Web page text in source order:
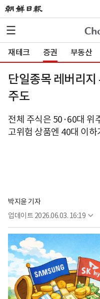
재테크 증권 부동산
단일종목 레버리
주도
전체 주식은 50·60대 위
고위험 상품엔 40대 이하
박지윤 기자
업데이트 2026.06.03. 16:19